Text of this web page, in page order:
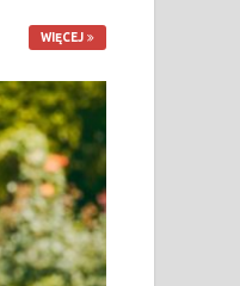
WIĘCEJ